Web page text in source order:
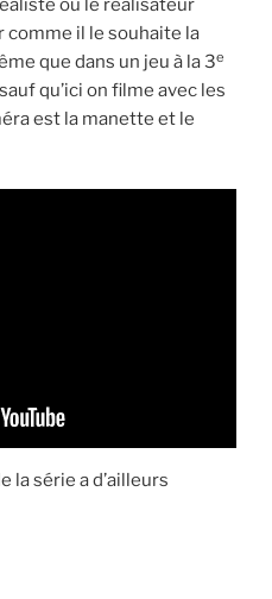
où le réalisateur
comme il le souhaite la
que dans un jeu à la 3e
sauf qu’ici on filme avec les
est la manette et le
la série a d’ailleurs